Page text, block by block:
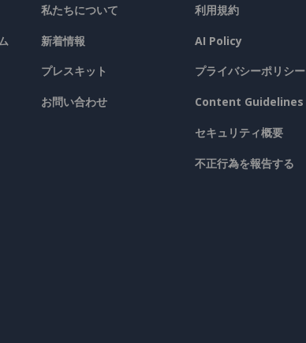
私たちについて
新着情報
プレスキット
お問い合わせ
利用規約
AI Policy
プライバシーポリシー
Content Guidelines
セキュリティ概要
不正行為を報告する